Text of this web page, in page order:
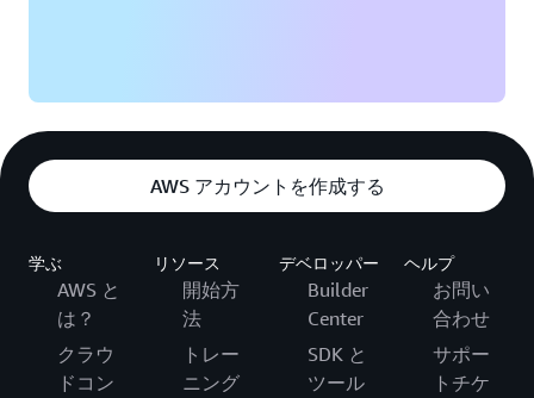
AWS アカウントを作成する
学ぶ
AWS と
は？
クラウ
ドコン
リソース
開始方
法
トレー
ニング
デベロッパー
Builder
Center
SDK と
ツール
ヘルプ
お問い
合わせ
サポー
トチケ